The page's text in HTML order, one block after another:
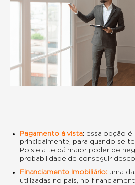
Pagamento à vista: essa opção é
principalmente, para quando se
Pois ela te dá maior poder de
probabilidade de conseguir
Financiamento Imobiliário: uma
utilizadas no país, no